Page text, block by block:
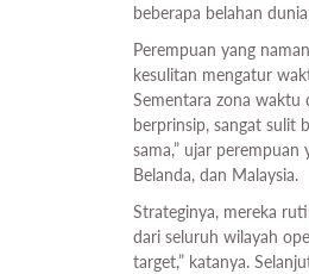
beberapa belahan
Perempuan yang
kesulitan mengatur
Sementara zona waktu
berprinsip, sangat sulit
sama,” ujar
Belanda, dan Malaysia.
Strateginya, mereka
dari seluruh wilayah
target,” katanya.